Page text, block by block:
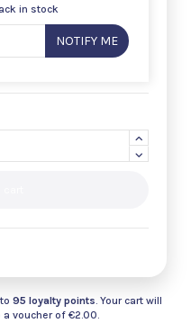
in stock
NOTIFY ME
95 loyalty points. Your cart will
a voucher of €2.00.